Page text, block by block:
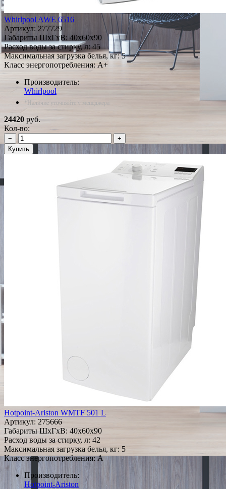
Whirlpool AWE 6516
Артикул: 277729
Габариты ШxГxВ: 40x60x90
Расход воды за стирку, л: 45
Максимальная загрузка белья, кг: 5
Класс энергопотребления: A+
Производитель:
Whirlpool
*Наличие уточняйте у менеджера
24420 руб.
Кол-во:
−
+
Купить
Hotpoint-Ariston WMTF 501 L
Артикул: 275666
Габариты ШxГxВ: 40x60x90
Расход воды за стирку, л: 42
Максимальная загрузка белья, кг: 5
Класс энергопотребления: A
Производитель:
Hotpoint-Ariston